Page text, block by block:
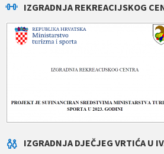
IZGRADNJA REKREACIJSKOG
IZGRADNJA DJEČJEG VRTIĆA U